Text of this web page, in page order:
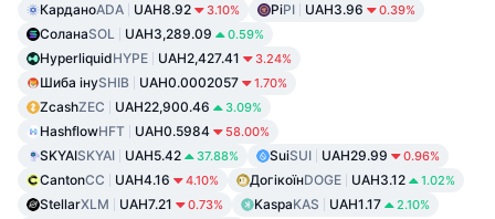
КарданоADA UAH8.92 3.10% PiPI UAH3.96 0.39%
СоланаSOL UAH3,289.09 0.59%
HyperliquidHYPE UAH2,427.41 3.24%
Шиба інуSHIB UAH0.0002057 1.70%
ZcashZEC UAH22,900.46 3.09%
HashflowHFT UAH0.5984 58.00%
SKYAISKYAI UAH5.42 37.88% SuiSUI UAH29.99 0.96%
CantonCC UAH4.16 4.10% ДогікоїнDOGE UAH3.12 1.02%
StellarXLM UAH7.21 0.73% KaspaKAS UAH1.17 2.10%